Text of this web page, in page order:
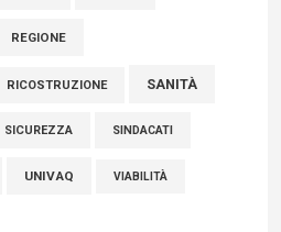
REGIONE
RICOSTRUZIONE SANITÀ
SICUREZZA SINDACATI
UNIVAQ VIABILITÀ